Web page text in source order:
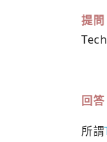
提問
回答
所謂